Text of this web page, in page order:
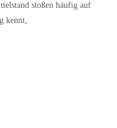
stoßen häufig auf
kennt,.